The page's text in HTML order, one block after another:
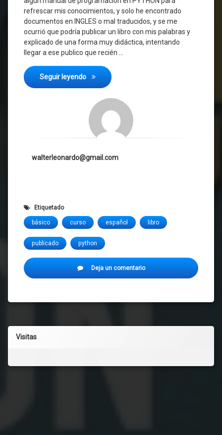
refrescar mis conocimientos, y solo he encontrado
documentos en INGLES o mal traducidos, y se me
ocurrió que podría publicar un libro con mis palabras y
explicado de una forma muy didáctica, intentando
llegar a ese publico que recién …
Seguir leyendo Comenzando con Python
walterleonardo@gmail.com
Etiquetado
básico curso español libro
publicado python
Deja un comentarioen
Visitas